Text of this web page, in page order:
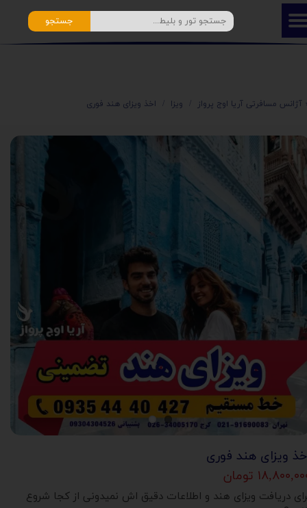
جستجو
آژانس مسافرتی آریا اوج پرواز ویزا اخذ ویزای هند فوری
ویزای هند فوری
تومان
دریافت ویزای هند و اطلاعات دقیق اش نمیدونی از کجا شروع